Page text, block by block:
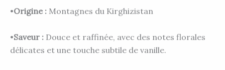
•Origine : Montagnes du Kirghizistan
•Saveur : Douce et raffinée, avec des notes florales
délicates et une touche subtile de vanille.